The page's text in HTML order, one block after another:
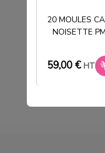
20 MOULES
NOISETTE PM
59,00 € HT
TUBE